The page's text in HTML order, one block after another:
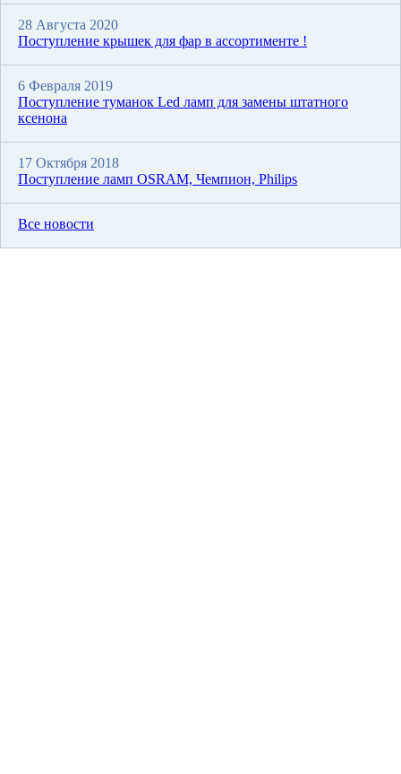
28 Августа 2020
Поступление крышек для фар в ассортименте !
6 Февраля 2019
Поступление туманок Led ламп для замены штатного
ксенона
17 Октября 2018
Поступление ламп OSRAM, Чемпион, Philips
Все новости